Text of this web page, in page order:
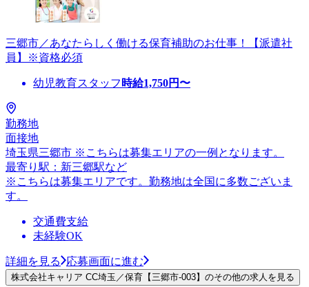
三郷市／あなたらしく働ける保育補助のお仕事！【派遣社
員】※資格必須
幼児教育スタッフ 時給1,750円〜
勤務地
面接地
埼玉県三郷市 ※こちらは募集エリアの一例となります。
最寄り駅：新三郷駅など
※こちらは募集エリアです。勤務地は全国に多数ございま
す。
交通費支給
未経験OK
詳細を見る 応募画面に進む
株式会社キャリア CC埼玉／保育【三郷市-003】のその他の求人を見る